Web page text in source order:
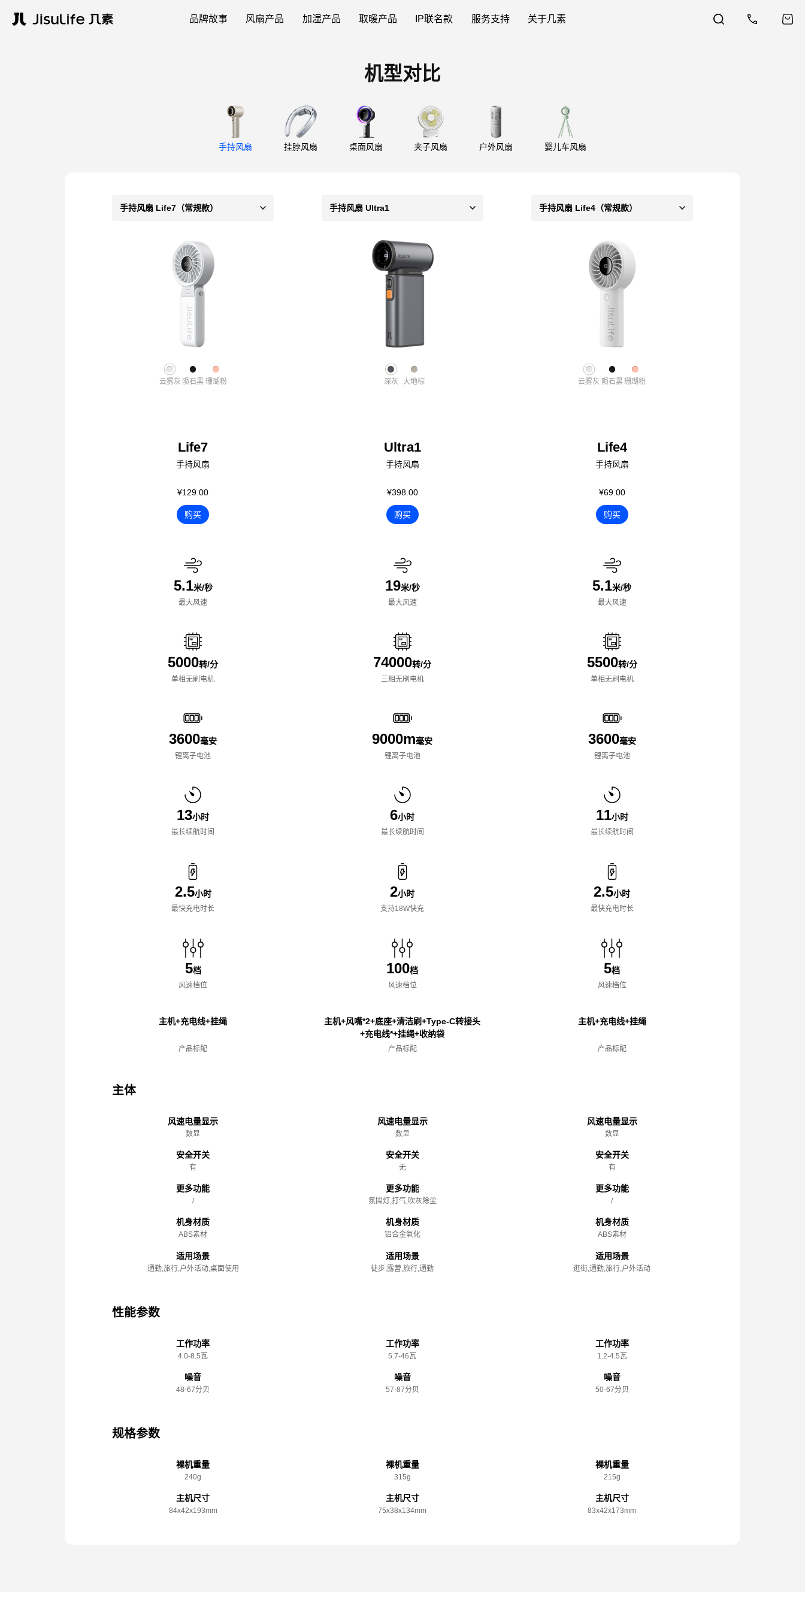
品牌故事 风扇产品 加湿产品 取暖产品 IP联名款 服务支持 关于几素
机型对比
手持风扇 挂脖风扇 桌面风扇 夹子风扇 户外风扇 婴儿车风扇
手持风扇 Life7（常规款）
云雾灰 陨石黑 珊瑚粉
Life7
手持风扇
¥129.00
购买
5.1米/秒
最大风速
5000转/分
单相无刷电机
3600毫安
锂离子电池
13小时
最长续航时间
2.5小时
最快充电时长
5档
风速档位
主机+充电线+挂绳
产品标配
主体
风速电量显示
数显
安全开关
有
更多功能
/
机身材质
ABS素材
适用场景
通勤,旅行,户外活动,桌面使用
性能参数
工作功率
4.0-8.5瓦
噪音
48-67分贝
规格参数
裸机重量
240g
主机尺寸
84x️42x️193mm
手持风扇 Ultra1
深灰 大地棕
Ultra1
手持风扇
¥398.00
购买
19米/秒
最大风速
74000转/分
三相无刷电机
9000m毫安
锂离子电池
6小时
最长续航时间
2小时
支持18W快充
100档
风速档位
主机+风嘴*2+底座+清洁刷+Type-C转接头
+充电线*+挂绳+收纳袋
产品标配
风速电量显示
数显
安全开关
无
更多功能
氛围灯,打气,吹灰除尘
机身材质
铝合金氧化
适用场景
徒步,露营,旅行,通勤
工作功率
5.7-46瓦
噪音
57-87分贝
裸机重量
315g
主机尺寸
75x️38x️134mm
手持风扇 Life4（常规款）
云雾灰 陨石黑珊瑚粉
Life4
手持风扇
¥69.00
购买
5.1米/秒
最大风速
5500转/分
单相无刷电机
3600毫安
锂离子电池
11小时
最长续航时间
2.5小时
最快充电时长
5档
风速档位
主机+充电线+挂绳
产品标配
风速电量显示
数显
安全开关
有
更多功能
/
机身材质
ABS素材
适用场景
逛街,通勤,旅行,户外活动
工作功率
1.2-4.5瓦
噪音
50-67分贝
裸机重量
215g
主机尺寸
83x️42x️173mm